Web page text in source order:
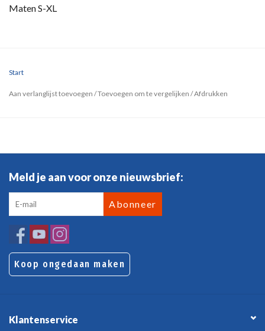
Maten S-XL
Start
Aan verlanglijst toevoegen /Toevoegen om te vergelijken /Afdrukken
Meld je aan voor onze nieuwsbrief:
Abonneer
Koop ongedaan maken
Klantenservice